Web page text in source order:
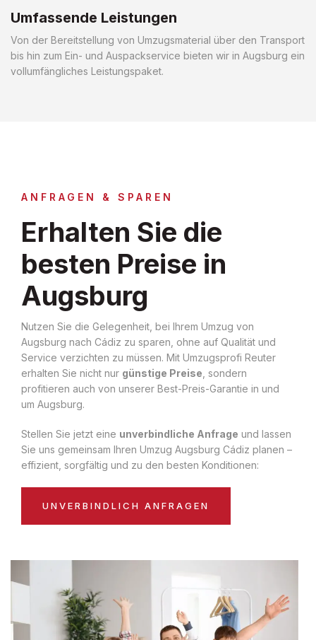
Umfassende Leistungen
Von der Bereitstellung von Umzugsmaterial über den Transport
bis hin zum Ein- und Auspackservice bieten wir in Augsburg ein
vollumfängliches Leistungspaket.
ANFRAGEN & SPAREN
Erhalten Sie die
besten Preise in
Augsburg
Nutzen Sie die Gelegenheit, bei Ihrem Umzug von
Augsburg nach Cádiz zu sparen, ohne auf Qualität und
Service verzichten zu müssen. Mit Umzugsprofi Reuter
erhalten Sie nicht nur günstige Preise , sondern
profitieren auch von unserer Best-Preis-Garantie in und
um Augsburg.
Stellen Sie jetzt eine unverbindliche Anfrage und lassen
Sie uns gemeinsam Ihren Umzug Augsburg Cádiz planen –
effizient, sorgfältig und zu den besten Konditionen:
UNVERBINDLICH ANFRAGEN